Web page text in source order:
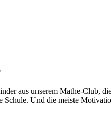
aus unserem Mathe-Club,
Schule. Und die meiste